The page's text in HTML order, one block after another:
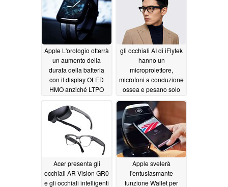
Apple L'orologio otterrà
un aumento della
durata della batteria
con il display OLED
HMO anziché LTPO
gli occhiali AI di iFlytek
hanno un
microproiettore,
microfoni a conduzione
ossea e pesano solo
06/04/2026
Acer presenta gli
occhiali AR Vision GR0
e gli occhiali intelligenti
Apple svelerà
l'entusiasmante
funzione Wallet per